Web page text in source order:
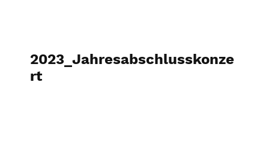
2023_Jahresabschlusskonze
rt